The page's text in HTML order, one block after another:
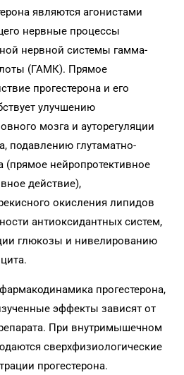
являются агонистами
нервные процессы
нервной системы гамма-
(ГАМК). Прямое
прогестерона и его
улучшению
мозга и ауторегуляции
подавлению глутаматно-
(прямое нейропротективное
действие),
окисления липидов
антиоксидантных систем,
глюкозы и нивелированию
прогестерона,
эффекты зависят от
При внутримышечном
сверхфизиологические
прогестерона.